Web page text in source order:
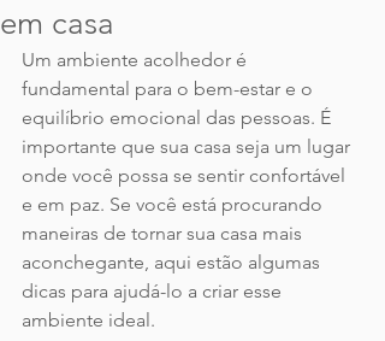
em casa
Um ambiente acolhedor é
fundamental para o bem-estar e o
equilíbrio emocional das pessoas. É
importante que sua casa seja um lugar
onde você possa se sentir confortável
e em paz. Se você está procurando
maneiras de tornar sua casa mais
aconchegante, aqui estão algumas
dicas para ajudá-lo a criar esse
ambiente ideal.